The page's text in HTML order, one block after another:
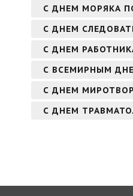
С ДНЕМ МОРЯКА
С ДНЕМ
С ДНЕМ
С ВСЕМИРНЫМ
С ДНЕМ
С ДНЕМ